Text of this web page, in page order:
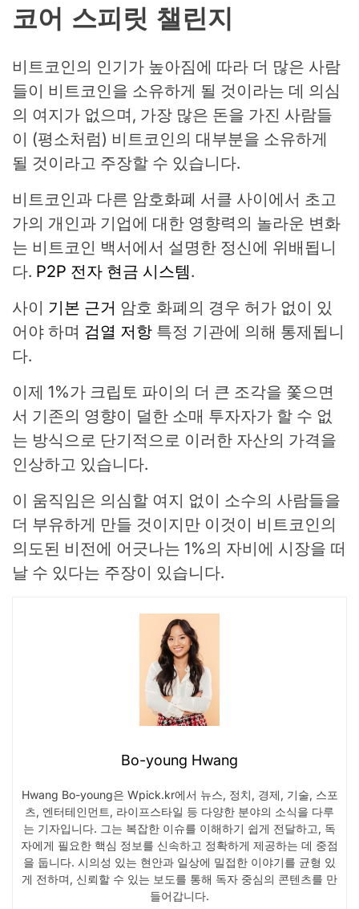
코어 스피릿 챌린지
비트코인의 인기가 높아짐에 따라 더 많은 사람
들이 비트코인을 소유하게 될 것이라는 데 의심
의 여지가 없으며, 가장 많은 돈을 가진 사람들
이 (평소처럼) 비트코인의 대부분을 소유하게
될 것이라고 주장할 수 있습니다.
비트코인과 다른 암호화폐 서클 사이에서 초고
가의 개인과 기업에 대한 영향력의 놀라운 변화
는 비트코인 ​​백서에서 설명한 정신에 위배됩니
다. P2P 전자 현금 시스템.
사이 기본 근거 암호 화폐의 경우 허가 없이 있
어야 하며 검열 저항 특정 기관에 의해 통제됩니
다.
이제 1%가 크립토 파이의 더 큰 조각을 쫓으면
서 기존의 영향이 덜한 소매 투자자가 할 수 없
는 방식으로 단기적으로 이러한 자산의 가격을
인상하고 있습니다.
이 움직임은 의심할 여지 없이 소수의 사람들을
더 부유하게 만들 것이지만 이것이 비트코인의
의도된 비전에 어긋나는 1%의 자비에 시장을 떠
날 수 있다는 주장이 있습니다.
Bo-young Hwang
Hwang Bo-young은 Wpick.kr에서 뉴스, 정치, 경제, 기술, 스포
츠, 엔터테인먼트, 라이프스타일 등 다양한 분야의 소식을 다루
는 기자입니다. 그는 복잡한 이슈를 이해하기 쉽게 전달하고, 독
자에게 필요한 핵심 정보를 신속하고 정확하게 제공하는 데 중점
을 둡니다. 시의성 있는 현안과 일상에 밀접한 이야기를 균형 있
게 전하며, 신뢰할 수 있는 보도를 통해 독자 중심의 콘텐츠를 만
들어갑니다.